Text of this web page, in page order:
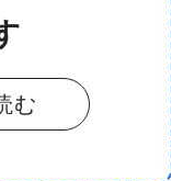
務める河岡博士
に非常に安全な
のDr. Peter
成された。
む